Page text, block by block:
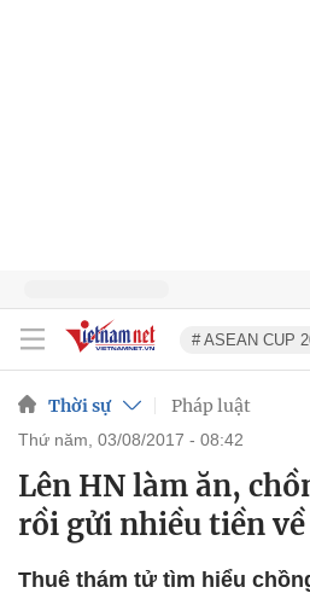
# ASEAN CUP
Thời sự Pháp luật
thứ năm, 03/08/2017 - 08:42
Lên HN làm ăn,
rồi gửi nhiều tiền
Thuê thám tử tìm hiểu